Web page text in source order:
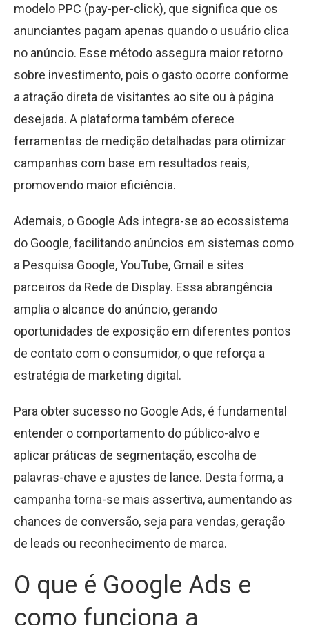
modelo PPC (pay-per-click), que significa que os
anunciantes pagam apenas quando o usuário clica
no anúncio. Esse método assegura maior retorno
sobre investimento, pois o gasto ocorre conforme
a atração direta de visitantes ao site ou à página
desejada. A plataforma também oferece
ferramentas de medição detalhadas para otimizar
campanhas com base em resultados reais,
promovendo maior eficiência.
Ademais, o Google Ads integra-se ao ecossistema
do Google, facilitando anúncios em sistemas como
a Pesquisa Google, YouTube, Gmail e sites
parceiros da Rede de Display. Essa abrangência
amplia o alcance do anúncio, gerando
oportunidades de exposição em diferentes pontos
de contato com o consumidor, o que reforça a
estratégia de marketing digital.
Para obter sucesso no Google Ads, é fundamental
entender o comportamento do público-alvo e
aplicar práticas de segmentação, escolha de
palavras-chave e ajustes de lance. Desta forma, a
campanha torna-se mais assertiva, aumentando as
chances de conversão, seja para vendas, geração
de leads ou reconhecimento de marca.
O que é Google Ads e
como funciona a